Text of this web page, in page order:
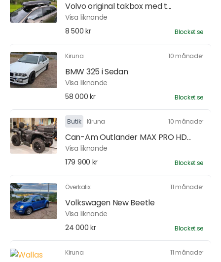
Volvo original takbox med t...
Visa liknande
8 500 kr
Blocket.se
Kiruna 10 månader
BMW 325 i Sedan
Visa liknande
58 000 kr
Blocket.se
Butik Kiruna 10 månader
Can-Am Outlander MAX PRO HD...
Visa liknande
179 900 kr
Blocket.se
Överkalix 11 månader
Volkswagen New Beetle
Visa liknande
24 000 kr
Blocket.se
Kiruna 11 månader